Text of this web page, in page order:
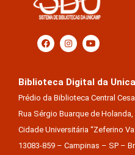
Biblioteca Digital da
Prédio da Biblioteca Central
Rua Sérgio Buarque de
Cidade Universitária “Zeferino
13083-859 – Campinas – SP –